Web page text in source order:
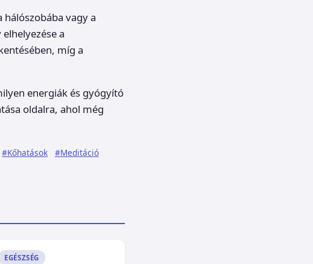
vagy a
a
míg a
energiák és gyógyító
oldalra, ahol még
#Kőhatások
#Meditáció
EGÉSZSÉG